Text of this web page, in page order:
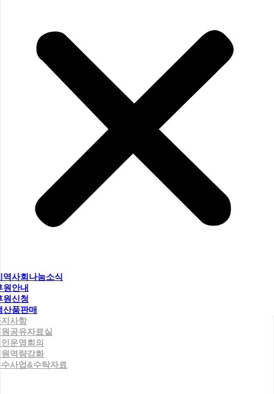
역사회나눔소식
원안내
원신청
산품판매
사항
공유자료실
운영회의
역량강화
사업&수탁자료